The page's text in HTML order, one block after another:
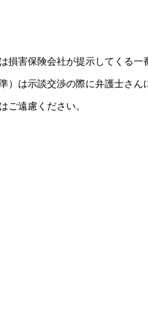
損害保険会社が提示してくる一
）は示談交渉の際に弁護士さん
ご遠慮ください。